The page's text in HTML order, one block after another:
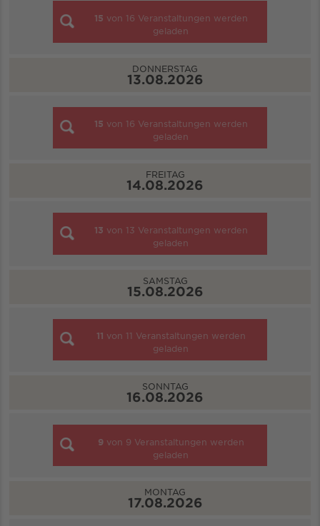
15 von 16 Veranstaltungen werden
geladen
DONNERSTAG
13.08.2026
15 von 16 Veranstaltungen werden
geladen
FREITAG
14.08.2026
13 von 13 Veranstaltungen werden
geladen
SAMSTAG
15.08.2026
11 von 11 Veranstaltungen werden
geladen
SONNTAG
16.08.2026
9 von 9 Veranstaltungen werden
geladen
MONTAG
17.08.2026